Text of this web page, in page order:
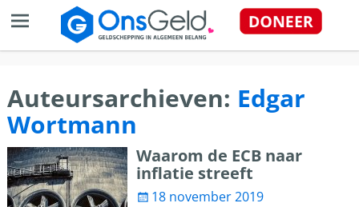
Auteursarchieven: Edgar
Wortmann
Waarom de ECB naar
inflatie streeft
18 november 2019